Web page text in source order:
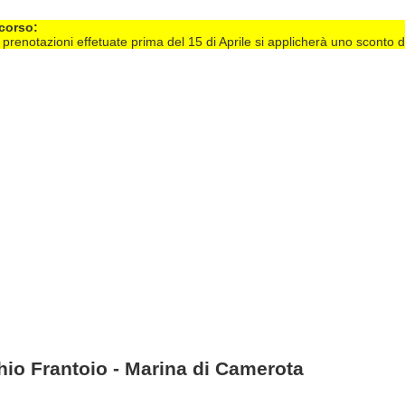
effetuate prima del 15 di Aprile si applicherà uno sconto
Frantoio - Marina di Camerota